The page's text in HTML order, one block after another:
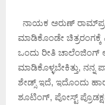
ನಾಯಕ ಅರುಣ್
ಮಾಡಿಕೊಂಡೇ ಚಿತ್ರರಂಗಕ್ಕೆ
ಒಂದು ರೀತಿ ಚಾಲೆಂಜಿಂಗ್
ಮಾಡಿಕೊಳ್ಳಬೇಕಿತ್ತು, ನನ್ನ
ಶೇಡ್ಸ್ ಇದೆ, ಇದೊಂದು
ಶೂಟಿಂಗ್, ಪೋಸ್ಟ್